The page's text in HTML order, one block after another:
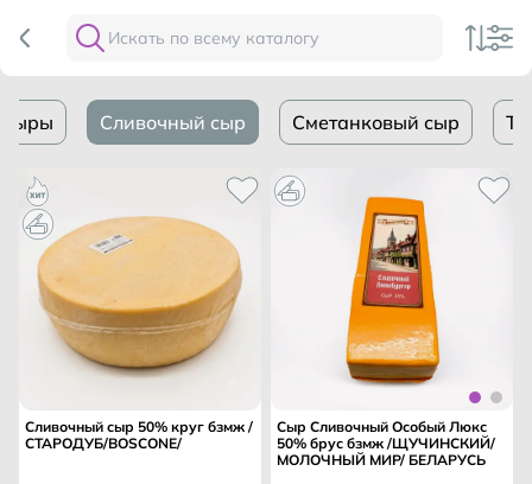
сыры Сливочный сыр Сметанковый сыр
Сливочный сыр 50% круг бзмж /
СТАРОДУБ/BOSCONE/
Сыр Сливочный Особый Люкс
50% брус бзмж /ЩУЧИНСКИЙ/
МОЛОЧНЫЙ МИР/ БЕЛАРУСЬ